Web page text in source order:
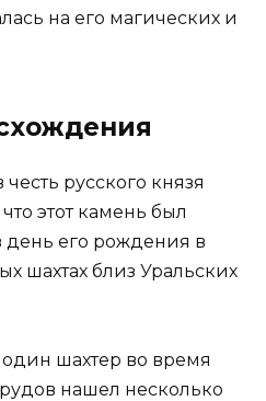
на его магических и
русского князя
этот камень был
его рождения в
шахтах близ Уральских
шахтер во время
нашел несколько